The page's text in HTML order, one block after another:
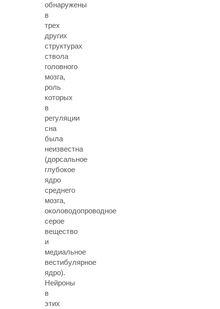
обнаружены
в
трех
других
структурах
ствола
головного
мозга,
роль
которых
в
регуляции
сна
была
неизвестна
(дорсальное
глубокое
ядро
среднего
мозга,
околоводопроводное
серое
вещество
и
медиальное
вестибулярное
ядро).
Нейроны
в
этих